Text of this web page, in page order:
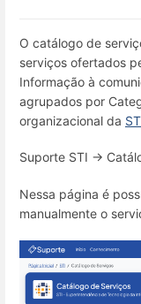
O catálogo de
serviços ofertados
Informação à
agrupados por
organizacional da
Suporte STI →
Nessa página é
manualmente o